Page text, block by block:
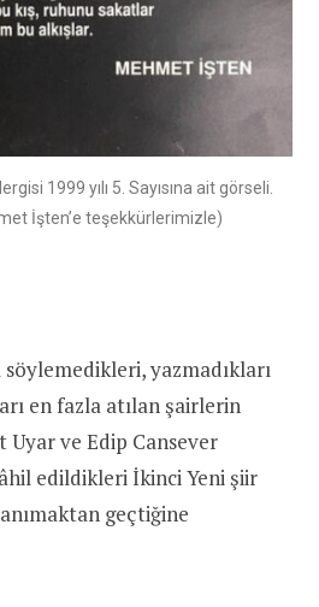
1999 yılı 5. Sayısına ait görseli.
İşten’e teşekkürlerimizle)
söylemedikleri, yazmadıkları
en fazla atılan şairlerin
Uyar ve Edip Cansever
edildikleri İkinci Yeni şiir
geçtiğine